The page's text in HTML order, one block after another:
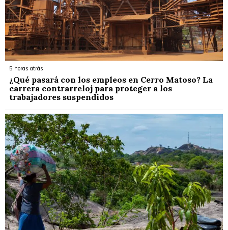
5 horas atrás
¿Qué pasará con los empleos en Cerro Matoso? La
carrera contrarreloj para proteger a los
trabajadores suspendidos